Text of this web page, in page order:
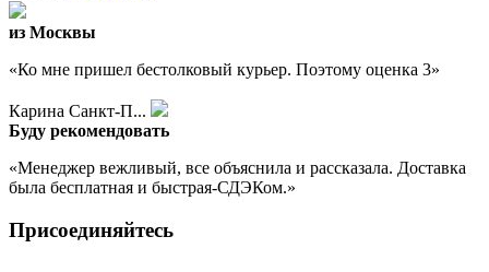
из Москвы
«Ко мне пришел бестолковый курьер. Поэтому оценка 3»
Карина Санкт-П...
Буду рекомендовать
«Менеджер вежливый, все объяснила и рассказала. Доставка
была бесплатная и быстрая-СДЭКом.»
Присоединяйтесь